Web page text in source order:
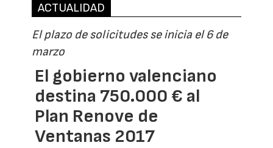
ACTUALIDAD
El plazo de solicitudes se inicia el 6 de
marzo
El gobierno valenciano
destina 750.000 € al
Plan Renove de
Ventanas 2017